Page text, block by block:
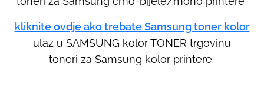
s
kliknite ovdje ako trebate Samsung toner kolor
ulaz u SAMSUNG kolor TONER trgovinu
toneri za Samsung kolor printere